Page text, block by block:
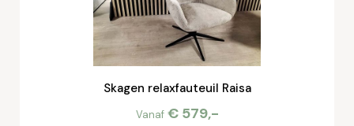
Skagen relaxfauteuil Raisa
Vanaf € 579,-